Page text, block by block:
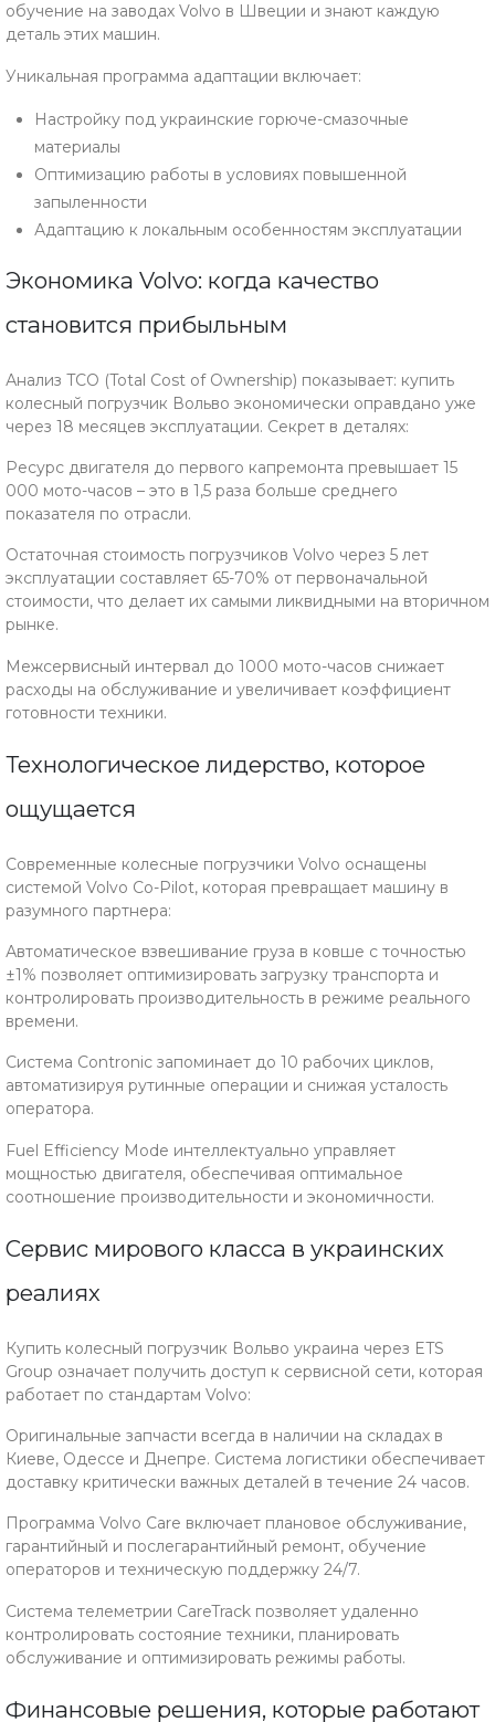
обучение на заводах Volvo в Швеции и знают каждую
деталь этих машин.
Уникальная программа адаптации включает:
Настройку под украинские горюче-смазочные
материалы
Оптимизацию работы в условиях повышенной
запыленности
Адаптацию к локальным особенностям эксплуатации
Экономика Volvo: когда качество
становится прибыльным
Анализ TCO (Total Cost of Ownership) показывает: купить
колесный погрузчик Вольво экономически оправдано уже
через 18 месяцев эксплуатации. Секрет в деталях:
Ресурс двигателя до первого капремонта превышает 15
000 мото-часов – это в 1,5 раза больше среднего
показателя по отрасли.
Остаточная стоимость погрузчиков Volvo через 5 лет
эксплуатации составляет 65-70% от первоначальной
стоимости, что делает их самыми ликвидными на вторичном
рынке.
Межсервисный интервал до 1000 мото-часов снижает
расходы на обслуживание и увеличивает коэффициент
готовности техники.
Технологическое лидерство, которое
ощущается
Современные колесные погрузчики Volvo оснащены
системой Volvo Co-Pilot, которая превращает машину в
разумного партнера:
Автоматическое взвешивание груза в ковше с точностью
±1% позволяет оптимизировать загрузку транспорта и
контролировать производительность в режиме реального
времени.
Система Contronic запоминает до 10 рабочих циклов,
автоматизируя рутинные операции и снижая усталость
оператора.
Fuel Efficiency Mode интеллектуально управляет
мощностью двигателя, обеспечивая оптимальное
соотношение производительности и экономичности.
Сервис мирового класса в украинских
реалиях
Купить колесный погрузчик Вольво украина через ETS
Group означает получить доступ к сервисной сети, которая
работает по стандартам Volvo:
Оригинальные запчасти всегда в наличии на складах в
Киеве, Одессе и Днепре. Система логистики обеспечивает
доставку критически важных деталей в течение 24 часов.
Программа Volvo Care включает плановое обслуживание,
гарантийный и послегарантийный ремонт, обучение
операторов и техническую поддержку 24/7.
Система телеметрии CareTrack позволяет удаленно
контролировать состояние техники, планировать
обслуживание и оптимизировать режимы работы.
Финансовые решения, которые работают